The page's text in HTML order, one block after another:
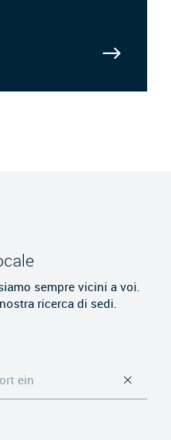
sempre vicini a voi.
ricerca di sedi.